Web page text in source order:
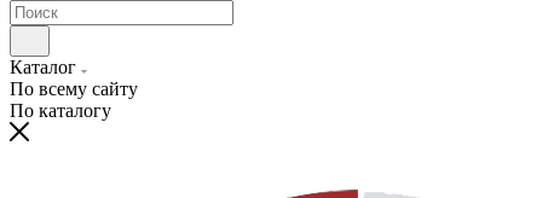
Каталог
По всему сайту
По каталогу